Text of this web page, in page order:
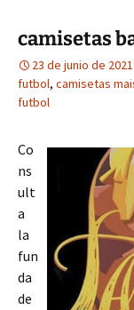
camisetas
23 de junio de 2021
futbol, camisetas
futbol
Co
ns
ult
a
la
fun
da
de